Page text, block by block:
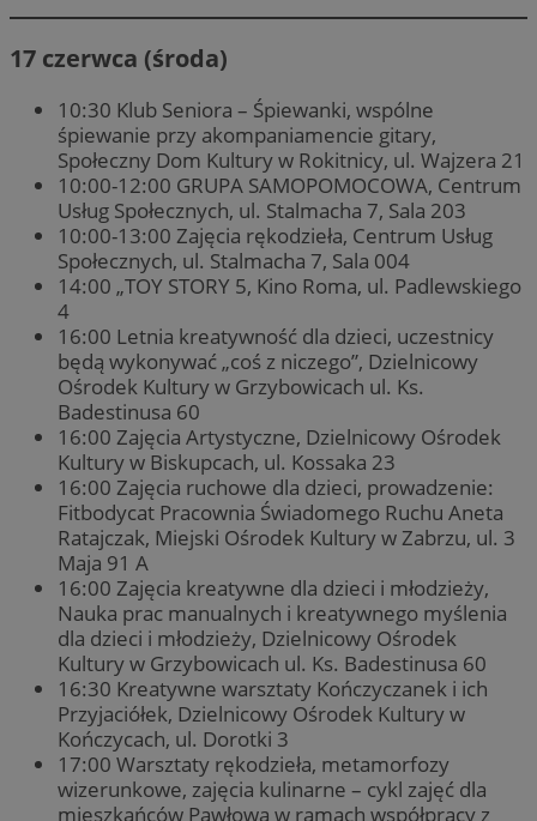
17 czerwca (środa)
10:30 Klub Seniora – Śpiewanki, wspólne
śpiewanie przy akompaniamencie gitary,
Społeczny Dom Kultury w Rokitnicy, ul. Wajzera 21
10:00-12:00 GRUPA SAMOPOMOCOWA, Centrum
Usług Społecznych, ul. Stalmacha 7, Sala 203
10:00-13:00 Zajęcia rękodzieła, Centrum Usług
Społecznych, ul. Stalmacha 7, Sala 004
14:00 „TOY STORY 5, Kino Roma, ul. Padlewskiego
4
16:00 Letnia kreatywność dla dzieci, uczestnicy
będą wykonywać „coś z niczego”, Dzielnicowy
Ośrodek Kultury w Grzybowicach ul. Ks.
Badestinusa 60
16:00 Zajęcia Artystyczne, Dzielnicowy Ośrodek
Kultury w Biskupcach, ul. Kossaka 23
16:00 Zajęcia ruchowe dla dzieci, prowadzenie:
Fitbodycat Pracownia Świadomego Ruchu Aneta
Ratajczak, Miejski Ośrodek Kultury w Zabrzu, ul. 3
Maja 91 A
16:00 Zajęcia kreatywne dla dzieci i młodzieży,
Nauka prac manualnych i kreatywnego myślenia
dla dzieci i młodzieży, Dzielnicowy Ośrodek
Kultury w Grzybowicach ul. Ks. Badestinusa 60
16:30 Kreatywne warsztaty Kończyczanek i ich
Przyjaciółek, Dzielnicowy Ośrodek Kultury w
Kończycach, ul. Dorotki 3
17:00 Warsztaty rękodzieła, metamorfozy
wizerunkowe, zajęcia kulinarne – cykl zajęć dla
mieszkańców Pawłowa w ramach współpracy z